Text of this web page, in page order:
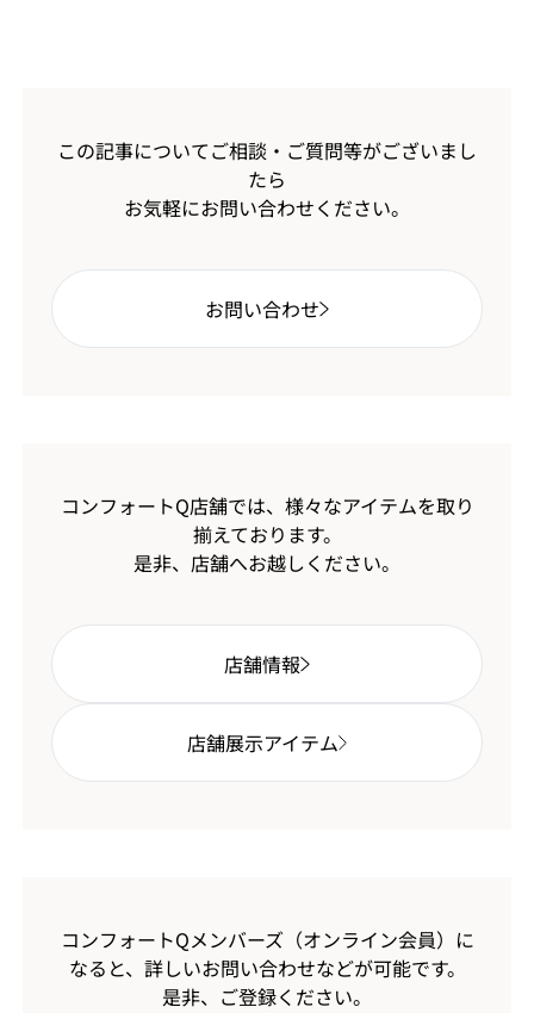
この記事についてご相談・ご質問等がございまし
たら
お気軽にお問い合わせください。
お問い合わせ
コンフォートQ店舗では、様々なアイテムを取り
揃えております。
是非、店舗へお越しください。
店舗情報
店舗展示アイテム
コンフォートQメンバーズ（オンライン会員）に
なると、 詳しいお問い合わせなどが可能です。
是非、ご登録ください。